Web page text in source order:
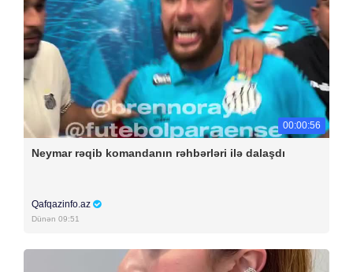
00:00:56
Neymar rəqib komandanın rəhbərləri ilə dalaşdı
Qafqazinfo.az
Dünən 09:51